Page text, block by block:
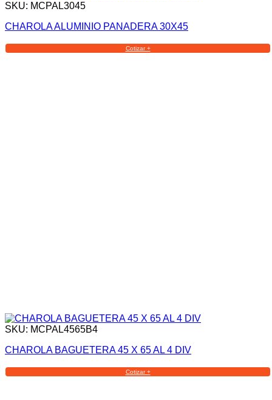
SKU: MCPAL3045
CHAROLA ALUMINIO PANADERA 30X45
Cotizar +
SKU: MCPAL4565B4
CHAROLA BAGUETERA 45 X 65 AL 4 DIV
Cotizar +